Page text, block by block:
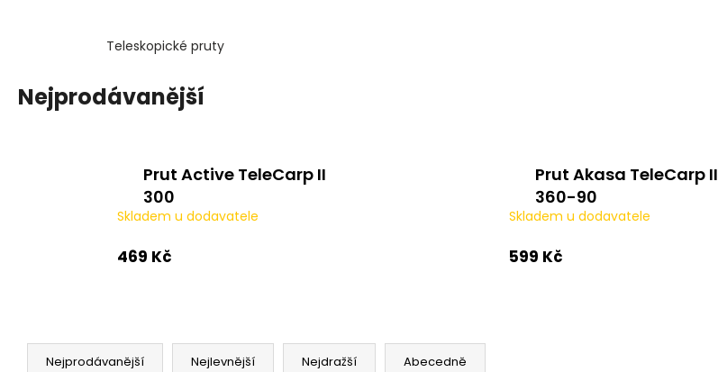
Teleskopické pruty
Nejprodávanější
Prut Active TeleCarp II
300
Skladem u dodavatele
469 Kč
Prut Akasa TeleCarp II
360-90
Skladem u dodavatele
599 Kč
Ř
Nejprodávanější Nejlevnější Nejdražší Abecedně